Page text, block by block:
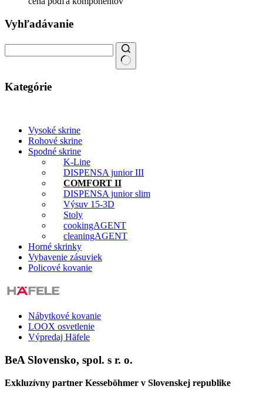
Vyhľadávanie
Search
for:
Kategórie
Vysoké skrine
Rohové skrine
Spodné skrine
K-Line
DISPENSA junior III
COMFORT II
DISPENSA junior slim
Výsuv 15-3D
Stoly
cookingAGENT
cleaningAGENT
Horné skrinky
Vybavenie zásuviek
Policové kovanie
Nábytkové kovanie
LOOX osvetlenie
Výpredaj Häfele
BeA Slovensko, spol. s r. o.
Exkluzívny partner Kesseböhmer v Slovenskej republike